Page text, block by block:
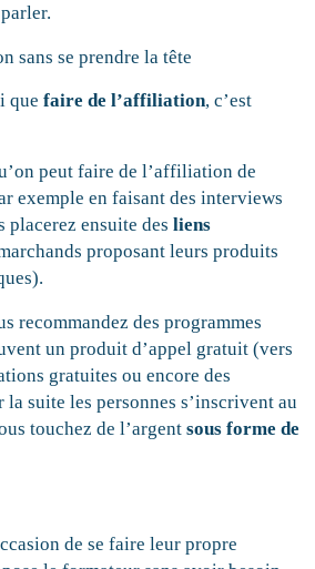
sans se prendre la tête
quefaire de l’affiliation, c’est
peut faire de l’affiliation de
exemple en faisant des interviews
placerez ensuite desliens
proposant leurs produits
recommandez des programmes
un produit d’appel gratuit (vers
gratuites ou encore des
suite les personnes s’inscrivent au
touchez de l’argentsous forme de
de se faire leur propre